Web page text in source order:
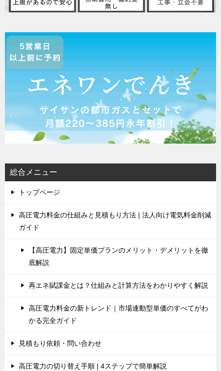
総合メニュー
トップページ
高圧電力料金の仕組みと見積もり方法 | 法人向け電気料金削減
ガイド
【高圧電力】固定単価プランのメリット・デメリットを徹
底解説
再エネ賦課金とは？仕組みと計算方法をわかりやすく解説
高圧電力料金の新トレンド｜市場連動型単価のすべてがわ
かる完全ガイド
見積もり依頼・問い合わせ
高圧電力の切り替え手順 | 4ステップで簡単解説